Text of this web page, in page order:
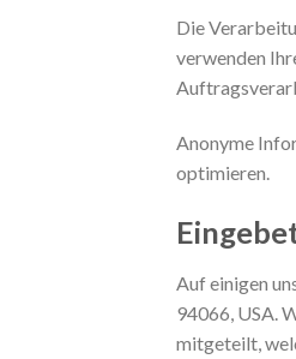
Die
verwenden
Anonyme
optimieren.
Auf einigen
94066, USA.
mitgeteilt,